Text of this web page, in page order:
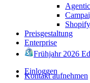
Preisgestaltung
Enterprise
Frühjahr 2026
Einloggen
Kontakt aufnehmen